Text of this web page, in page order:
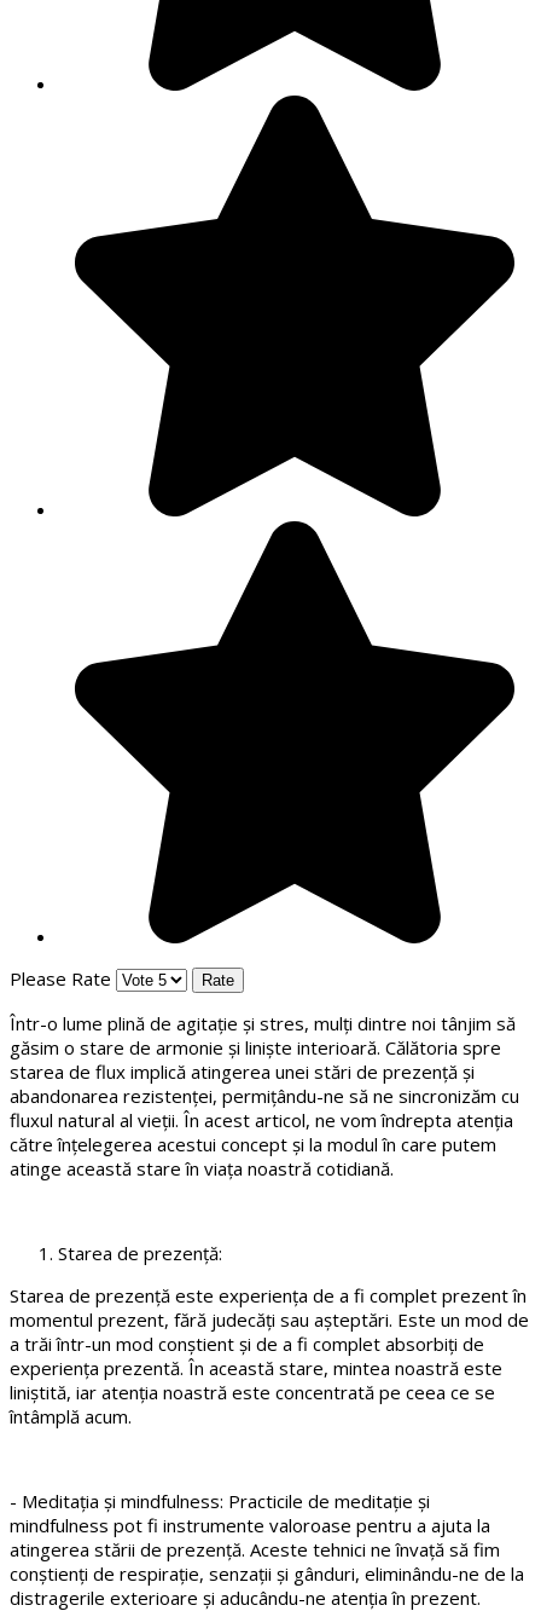
Please Rate
Într-o lume plină de agitație și stres, mulți dintre noi tânjim să
găsim o stare de armonie și liniște interioară. Călătoria spre
starea de flux implică atingerea unei stări de prezență și
abandonarea rezistenței, permițându-ne să ne sincronizăm cu
fluxul natural al vieții. În acest articol, ne vom îndrepta atenția
către înțelegerea acestui concept și la modul în care putem
atinge această stare în viața noastră cotidiană.
Starea de prezență:
Starea de prezență este experiența de a fi complet prezent în
momentul prezent, fără judecăți sau așteptări. Este un mod de
a trăi într-un mod conștient și de a fi complet absorbiți de
experiența prezentă. În această stare, mintea noastră este
liniștită, iar atenția noastră este concentrată pe ceea ce se
întâmplă acum.
- Meditația și mindfulness: Practicile de meditație și
mindfulness pot fi instrumente valoroase pentru a ajuta la
atingerea stării de prezență. Aceste tehnici ne învață să fim
conștienți de respirație, senzații și gânduri, eliminându-ne de la
distragerile exterioare și aducându-ne atenția în prezent.